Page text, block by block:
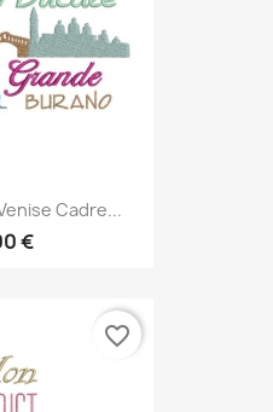
Cadre...
€
favorite_border